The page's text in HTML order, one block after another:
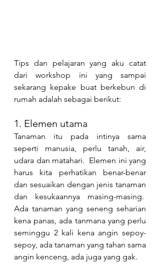
Tips dan pelajaran yang aku catat
dari workshop ini yang sampai
sekarang kepake buat berkebun di
rumah adalah sebagai berikut:
1. Elemen utama
Tanaman itu pada intinya sama
seperti manusia, perlu tanah, air,
udara dan matahari.  Elemen ini yang
harus kita perhatikan benar-benar
dan sesuaikan dengan jenis tanaman
dan kesukaannya masing-masing.
Ada tanaman yang seneng seharian
kena panas, ada tanmana yang perlu
seminggu 2 kali kena angin sepoy-
sepoy, ada tanaman yang tahan sama
angin kenceng, ada juga yang gak.